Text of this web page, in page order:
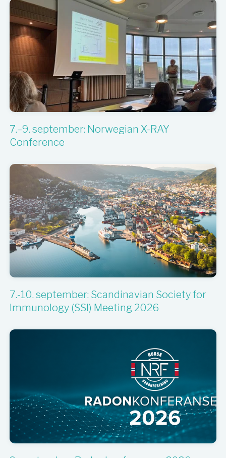
7.–9. september: Norwegian X-RAY
Conference
7.-10. september: Scandinavian Society for
Immunology (SSI) Meeting 2026